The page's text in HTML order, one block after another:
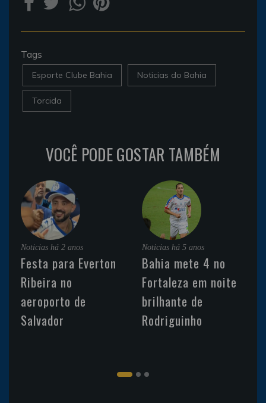
Tags
Esporte Clube Bahia Noticias do Bahia
Torcida
VOCÊ PODE GOSTAR TAMBÉM
Noticias há 2 anos
Festa para Everton
Ribeira no
aeroporto de
Salvador
Noticias há 5 anos
Bahia mete 4 no
Fortaleza em noite
brilhante de
Rodriguinho